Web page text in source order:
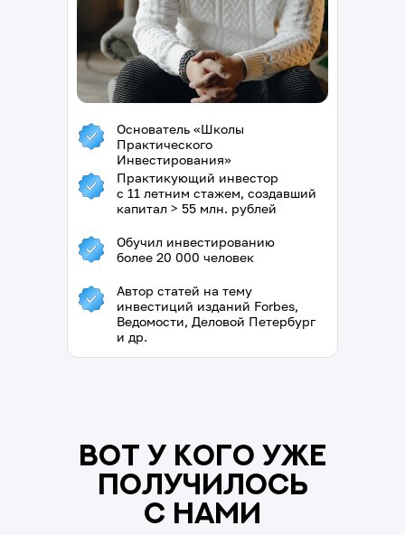
Основатель «Школы
Практического
Инвестирования»
Практикующий инвестор
с 11 летним стажем, создавший
капитал > 55 млн. рублей
Обучил инвестированию
более 20 000 человек
Автор статей на тему
инвестиций изданий Forbes,
Ведомости, Деловой Петербург
и др.
ВОТ У КОГО УЖЕ
ПОЛУЧИЛОСЬ
С НАМИ